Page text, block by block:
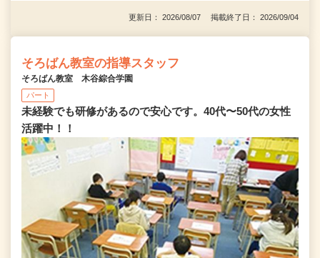
更新日： 2026/08/07 掲載終了日： 2026/09/04
そろばん教室の指導スタッフ
そろばん教室 木谷綜合学園
パート
未経験でも研修があるので安心です。40代〜50代の女性
活躍中！！